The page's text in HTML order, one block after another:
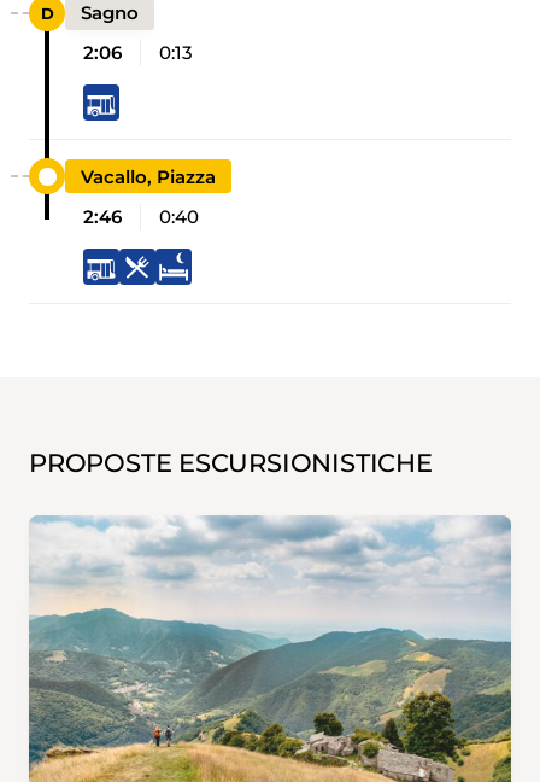
Sagno
2:06
0:13
Vacallo, Piazza
2:46
0:40
PROPOSTE ESCURSIONISTICHE